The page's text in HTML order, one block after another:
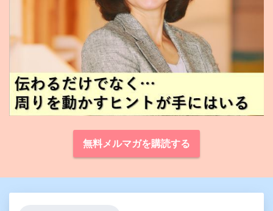
無料メルマガを購読する